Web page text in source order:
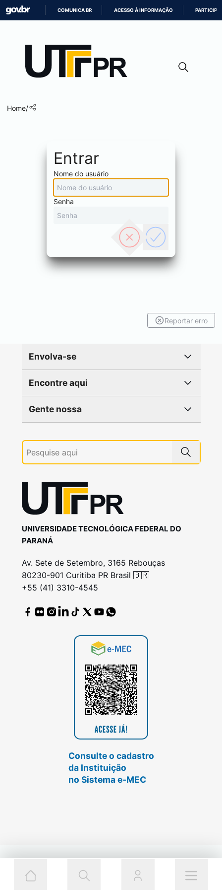
CONTEÚDO
COMUNICA BR ACESSO À INFORMAÇÃO PARTICIPE
Home/
Entrar
Nome do usuário
Senha
Reportar erro
Envolva-se
Encontre aqui
Gente nossa
UNIVERSIDADE TECNOLÓGICA FEDERAL DO
PARANÁ
Av. Sete de Setembro, 3165 Rebouças
80230-901 Curitiba PR Brasil 🇧🇷
+55 (41) 3310-4545
Consulte o cadastro
da Instituição
no Sistema e-MEC